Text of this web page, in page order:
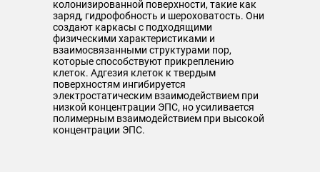
колонизированной поверхности, такие как
заряд, гидрофобность и шероховатость. Они
создают каркасы с подходящими
физическими характеристиками и
взаимосвязанными структурами пор,
которые способствуют прикреплению
клеток. Адгезия клеток к твердым
поверхностям ингибируется
электростатическим взаимодействием при
низкой концентрации ЭПС, но усиливается
полимерным взаимодействием при высокой
концентрации ЭПС.